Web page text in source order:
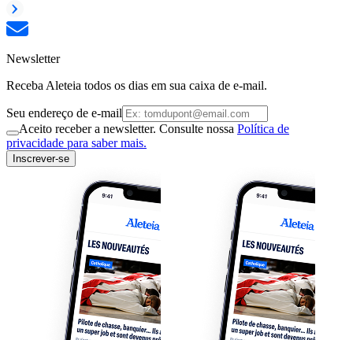
Newsletter
Receba Aleteia todos os dias em sua caixa de e-mail.
Seu endereço de e-mail
Aceito receber a newsletter. Consulte nossa Política de
privacidade para saber mais.
Inscrever-se